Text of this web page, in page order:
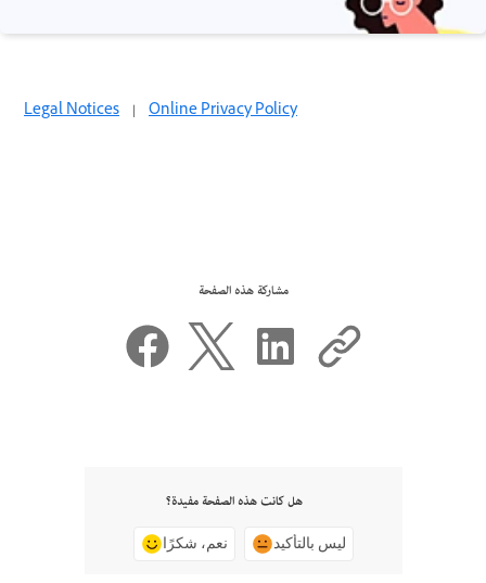
Legal Notices | Online Privacy Policy
مشاركة هذه الصفحة
هل كانت هذه الصفحة مفيدة؟
نعم، شكرًا ليس بالتأكيد